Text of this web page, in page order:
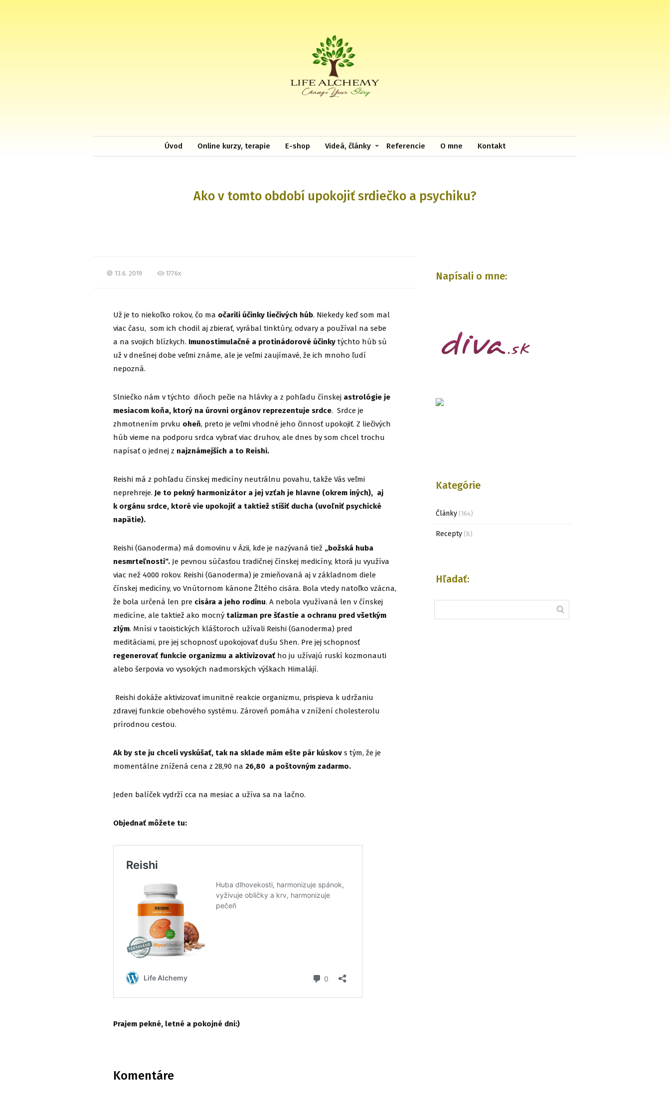
Úvod Online kurzy, terapie E-shop Videá, články Referencie O mne Kontakt
Ako v tomto období upokojiť srdiečko a psychiku?
13.6. 2019 1776x
Už je to niekoľko rokov, čo ma očarili účinky liečivých húb. Niekedy keď som mal
viac času, som ich chodil aj zbierať, vyrábal tinktúry, odvary a používal na sebe
a na svojich blízkych. Imunostimulačné a protinádorové účinky týchto húb sú
už v dnešnej dobe veľmi známe, ale je veľmi zaujímavé, že ich mnoho ľudí
nepozná.
Slniečko nám v týchto dňoch pečie na hlávky a z pohľadu čínskej astrológie je
mesiacom koňa, ktorý na úrovni orgánov reprezentuje srdce. Srdce je
zhmotnením prvku oheň, preto je veľmi vhodné jeho činnosť upokojiť. Z liečivých
húb vieme na podporu srdca vybrať viac druhov, ale dnes by som chcel trochu
napísať o jednej z najznámejších a to Reishi.
Reishi má z pohľadu čínskej medicíny neutrálnu povahu, takže Vás veľmi
neprehreje. Je to pekný harmonizátor a jej vzťah je hlavne (okrem iných), aj
k orgánu srdce, ktoré vie upokojiť a taktiež stíšiť ducha (uvoľniť psychické
napätie).
Reishi (Ganoderma) má domovinu v Ázii, kde je nazývaná tiež „božská huba
nesmrteľnosti“. Je pevnou súčasťou tradičnej čínskej medicíny, ktorá ju využíva
viac než 4000 rokov. Reishi (Ganoderma) je zmieňovaná aj v základnom diele
čínskej medicíny, vo Vnútornom kánone Žltého cisára. Bola vtedy natoľko vzácna,
že bola určená len pre cisára a jeho rodinu. A nebola využívaná len v čínskej
medicíne, ale taktiež ako mocný talizman pre šťastie a ochranu pred všetkým
zlým. Mnísi v taoistických kláštoroch užívali Reishi (Ganoderma) pred
meditáciami, pre jej schopnosť upokojovať dušu Shen. Pre jej schopnosť
regenerovať funkcie organizmu a aktivizovať ho ju užívajú ruskí kozmonauti
alebo šerpovia vo vysokých nadmorských výškach Himalájí.
Reishi dokáže aktivizovať imunitné reakcie organizmu, prispieva k udržaniu
zdravej funkcie obehového systému. Zároveň pomáha v znížení cholesterolu
prírodnou cestou.
Ak by ste ju chceli vyskúšať, tak na sklade mám ešte pár kúskov s tým, že je
momentálne znížená cena z 28,90 na 26,80 a poštovným zadarmo.
Jeden balíček vydrží cca na mesiac a užíva sa na lačno.
Objednať môžete tu:
Prajem pekné, letné a pokojné dni:)
Komentáre
Napísali o mne:
Kategórie
Články (164)
Recepty (8)
Hľadať: